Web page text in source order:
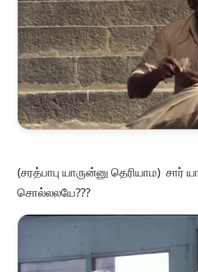
(சரத்பாபு யாருன்னு தெரியாம) சார்
சொல்லலயே???